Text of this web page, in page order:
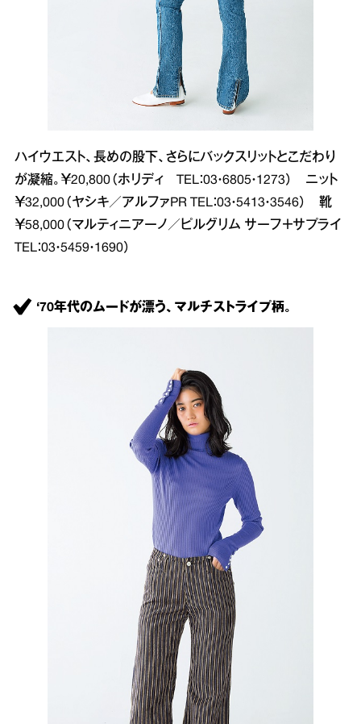
ハイウエスト、長めの股下、さらにバックスリットとこだわり
が凝縮。￥20,800（ホリディ TEL：03・6805・1273） ニット
￥32,000（ヤシキ／アルファPR TEL：03・5413・3546） 靴
￥58,000（マルティニアーノ／ピルグリム サーフ＋サプライ
TEL：03・5459・1690）
‘70年代のムードが漂う、マルチストライプ柄。